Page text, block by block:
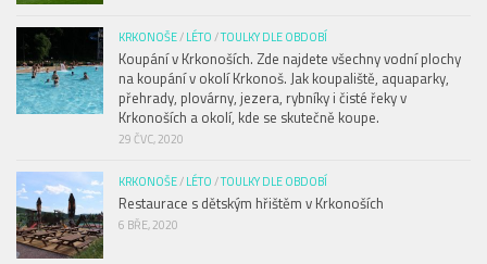
KRKONOŠE/LÉTO/TOULKY DLE OBDOBÍ
Koupání v Krkonoších. Zde najdete všechny vodní plochy
na koupání v okolí Krkonoš. Jak koupaliště, aquaparky,
přehrady, plovárny, jezera, rybníky i čisté řeky v
Krkonoších a okolí, kde se skutečně koupe.
29 ČVC, 2020
KRKONOŠE/LÉTO/TOULKY DLE OBDOBÍ
Restaurace s dětským hřištěm v Krkonoších
6 BŘE, 2020